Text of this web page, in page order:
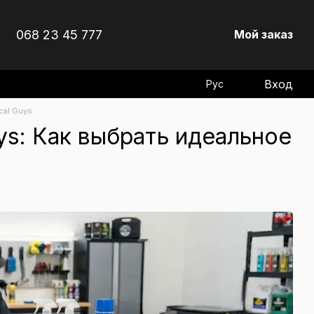
068 23 45 777 Мой заказ
Рус Вход
Guys
Как выбрать идеальное